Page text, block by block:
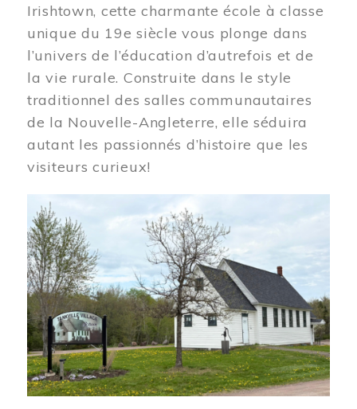
Irishtown, cette charmante école à classe
unique du 19e siècle vous plonge dans
l’univers de l’éducation d’autrefois et de
la vie rurale. Construite dans le style
traditionnel des salles communautaires
de la Nouvelle-Angleterre, elle séduira
autant les passionnés d’histoire que les
visiteurs curieux!
Image